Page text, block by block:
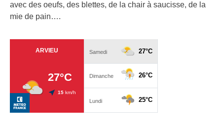
avec des oeufs, des blettes, de la chair à saucisse, de la
mie de pain….